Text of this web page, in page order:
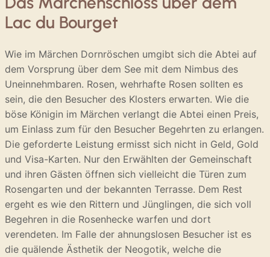
Lac du Bourget
Wie im Märchen Dornröschen umgibt sich die Abtei auf
dem Vorsprung über dem See mit dem Nimbus des
Uneinnehmbaren. Rosen, wehrhafte Rosen sollten es
sein, die den Besucher des Klosters erwarten. Wie die
böse Königin im Märchen verlangt die Abtei einen Preis,
um Einlass zum für den Besucher Begehrten zu erlangen.
Die geforderte Leistung ermisst sich nicht in Geld, Gold
und Visa-Karten. Nur den Erwählten der Gemeinschaft
und ihren Gästen öffnen sich vielleicht die Türen zum
Rosengarten und der bekannten Terrasse. Dem Rest
ergeht es wie den Rittern und Jünglingen, die sich voll
Begehren in die Rosenhecke warfen und dort
verendeten. Im Falle der ahnungslosen Besucher ist es
die quälende Ästhetik der Neogotik, welche die